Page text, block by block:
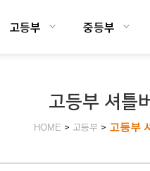
고등부 중등부
고등부 셔틀
HOME > 고등부 > 고등부